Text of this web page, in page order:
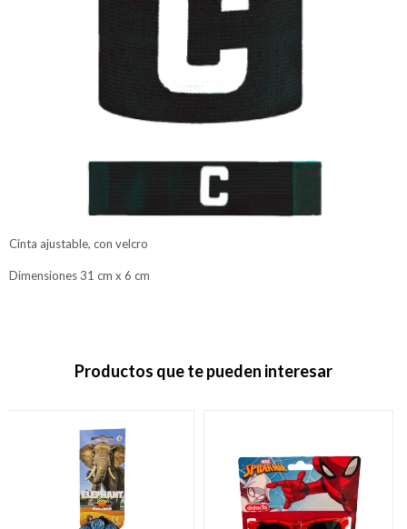
Cinta ajustable, con velcro
Dimensiones 31 cm x 6 cm
Productos que te pueden interesar